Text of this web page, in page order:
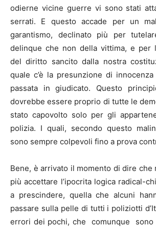
odierne vicine guerre vi sono stati
serrati. E questo accade per un
garantismo, declinato più per
delinque che non della vittima, e per
del diritto sancito dalla nostra
quale c’è la presunzione di
passata in giudicato. Questo
dovrebbe essere proprio di tutte le
stato capovolto solo per gli
polizia. I quali, secondo questo
sono sempre colpevoli fino a prova
Bene, è arrivato il momento di dire che
più accettare l’ipocrita logica radical-
a prescindere, quella che alcuni
passare sulla pelle di tutti i poliziotti
errori dei pochi, che comunque sono